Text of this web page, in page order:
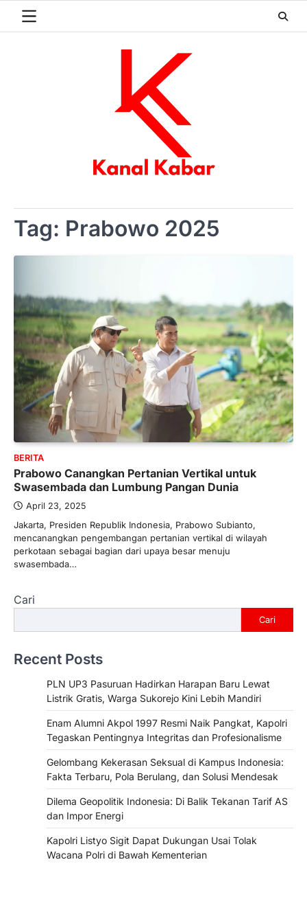
Tag: Prabowo 2025
BERITA
Prabowo Canangkan Pertanian Vertikal untuk
Swasembada dan Lumbung Pangan Dunia
April 23, 2025
Jakarta, Presiden Republik Indonesia, Prabowo Subianto,
mencanangkan pengembangan pertanian vertikal di wilayah
perkotaan sebagai bagian dari upaya besar menuju
swasembada…
Cari
Cari
Recent Posts
PLN UP3 Pasuruan Hadirkan Harapan Baru Lewat
Listrik Gratis, Warga Sukorejo Kini Lebih Mandiri
Enam Alumni Akpol 1997 Resmi Naik Pangkat, Kapolri
Tegaskan Pentingnya Integritas dan Profesionalisme
Gelombang Kekerasan Seksual di Kampus Indonesia:
Fakta Terbaru, Pola Berulang, dan Solusi Mendesak
Dilema Geopolitik Indonesia: Di Balik Tekanan Tarif AS
dan Impor Energi
Kapolri Listyo Sigit Dapat Dukungan Usai Tolak
Wacana Polri di Bawah Kementerian